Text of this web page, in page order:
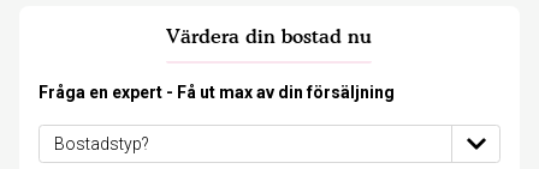
Värdera din bostad nu
Fråga en expert - Få ut max av din försäljning